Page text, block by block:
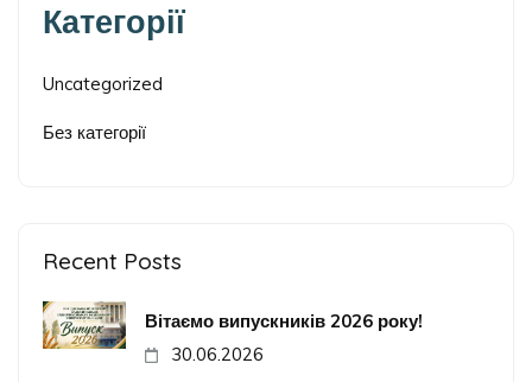
Категорії
Uncategorized
Без категорії
Recent Posts
Вітаємо випускників 2026 року!
30.06.2026